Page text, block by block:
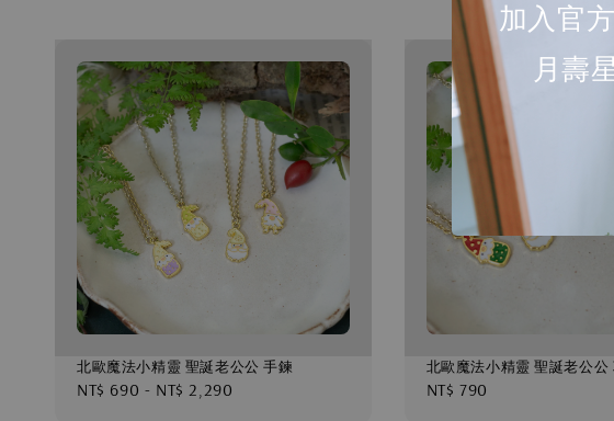
加入官
月壽
北歐魔法小精靈 聖誕老公公 手鍊
Regular
NT$ 690 - NT$ 2,290
北歐魔法小精靈 聖誕老公公
Regular
NT$ 790